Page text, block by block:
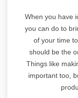
When you have
you can do to
of your time
should be the
Things like
important too,